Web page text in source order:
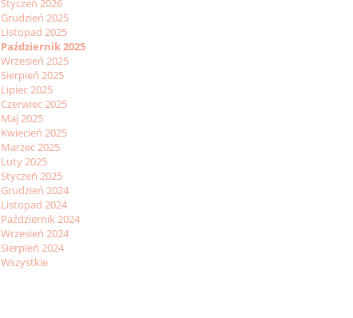
Styczeń 2026
Grudzień 2025
Listopad 2025
Październik 2025
Wrzesień 2025
Sierpień 2025
Lipiec 2025
Czerwiec 2025
Maj 2025
Kwiecień 2025
Marzec 2025
Luty 2025
Styczeń 2025
Grudzień 2024
Listopad 2024
Październik 2024
Wrzesień 2024
Sierpień 2024
Wszystkie